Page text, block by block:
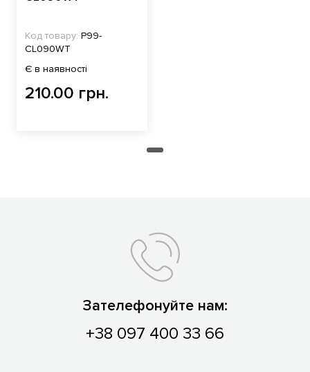
Код товару: P99-
CL090WT
Є в наявності
210.00 грн.
Зателефонуйте нам:
+38 097 400 33 66